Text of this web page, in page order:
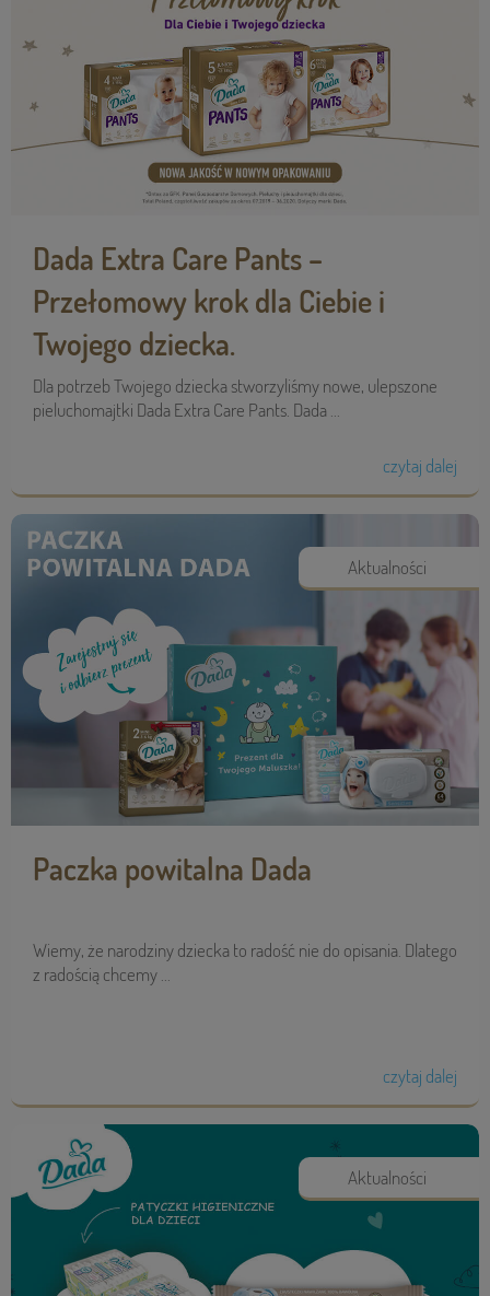
Dada Extra Care Pants –
Przełomowy krok dla Ciebie i
Twojego dziecka.
Dla potrzeb Twojego dziecka stworzyliśmy nowe, ulepszone
pieluchomajtki Dada Extra Care Pants. Dada ...
czytaj dalej
Aktualności
Paczka powitalna Dada
Wiemy, że narodziny dziecka to radość nie do opisania. Dlatego
z radością chcemy ...
czytaj dalej
Aktualności